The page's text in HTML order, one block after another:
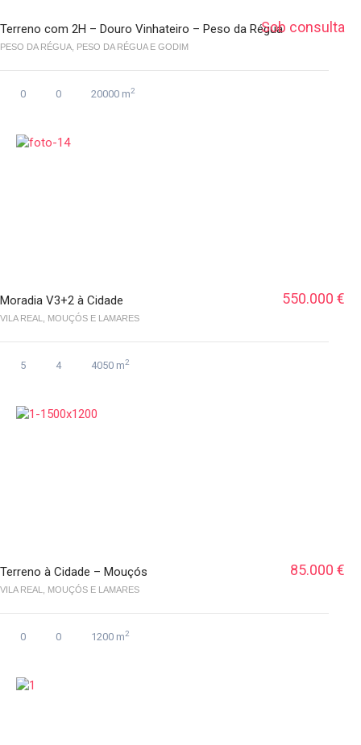
Terreno com 2H – Douro Vinhateiro – Peso da Régua
PESO DA RÉGUA, PESO DA RÉGUA E GODIM
Sob consulta
0 0 20000 m2
Moradia V3+2 à Cidade
VILA REAL, MOUÇÓS E LAMARES
550.000 €
5 4 4050 m2
Terreno à Cidade – Mouçós
VILA REAL, MOUÇÓS E LAMARES
85.000 €
0 0 1200 m2